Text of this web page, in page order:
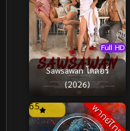
Full HD
Sawsawan โดลอร์
(2026)
พากย์ไทย
6.5